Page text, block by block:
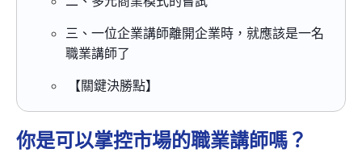
三、一位企業講師離開企業時，就應該是一名
職業講師了
【關鍵決勝點】
你是可以掌控市場的職業講師嗎？